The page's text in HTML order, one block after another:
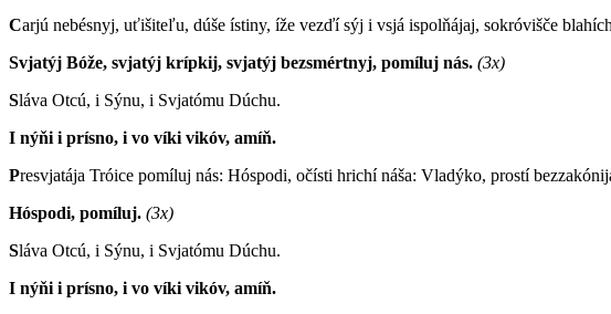
Carjú nebésnyj, uťišiteľu, dúše ístiny, íže vezďí sýj i vsjá ispolňájaj, sokróvišče
Svjatýj Bóže, svjatýj krípkij, svjatýj bezsmértnyj, pomíluj nás. (3x)
Sláva Otcú, i Sýnu, i Svjatómu Dúchu.
I nýňi i prísno, i vo víki vikóv, amíň.
Presvjatája Tróice pomíluj nás: Hóspodi, očísti hrichí náša: Vladýko, prostí
Hóspodi, pomíluj. (3x)
Sláva Otcú, i Sýnu, i Svjatómu Dúchu.
I nýňi i prísno, i vo víki vikóv, amíň.